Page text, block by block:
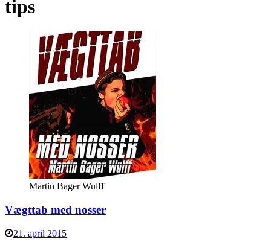
tips
Martin Bager Wulff
Vægttab med nosser
21. april 2015